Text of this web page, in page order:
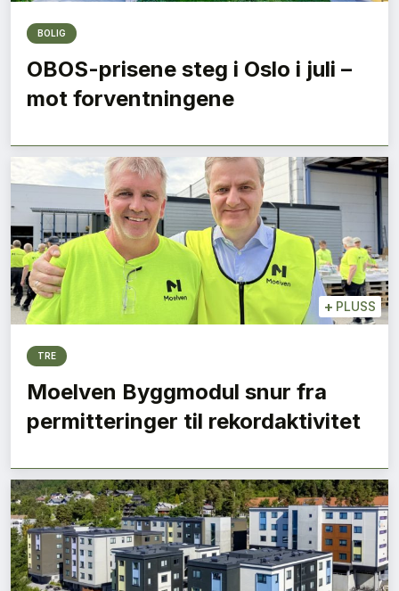
BOLIG
OBOS-prisene steg i Oslo i juli –
mot forventningene
+ PLUSS
TRE
Moelven Byggmodul snur fra
permitteringer til rekordaktivitet